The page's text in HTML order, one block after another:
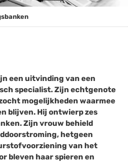
een uitvinding van een
specialist. Zijn echtgenote
mogelijkheden waarmee
blijven. Hij ontwierp zes
Zijn vrouw behield
hetgeen
van het
bleven haar spieren en